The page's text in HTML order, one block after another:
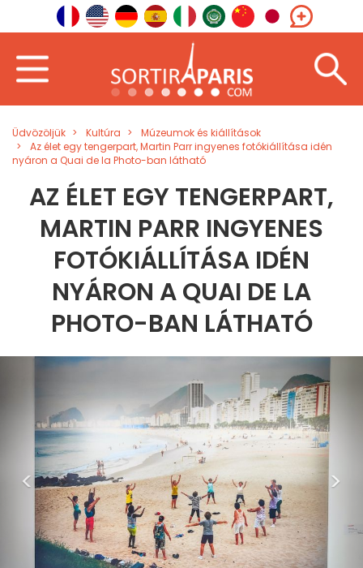
Üdvözöljük Kultúra
Múzeumok és kiállítások
Az élet egy tengerpart, Martin Parr ingyenes fotókiállítása idén
nyáron a Quai de la Photo-ban látható
AZ ÉLET EGY TENGERPART,
MARTIN PARR INGYENES
FOTÓKIÁLLÍTÁSA IDÉN
NYÁRON A QUAI DE LA
PHOTO-BAN LÁTHATÓ
< >